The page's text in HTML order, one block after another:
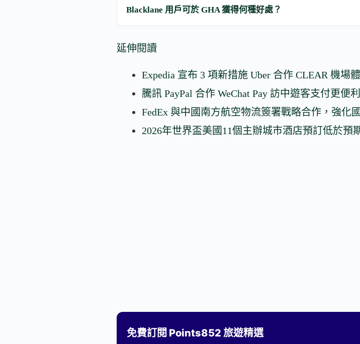
Blacklane 用戶可於 GHA 獲得何種好處？
延伸閱讀
Expedia 宣布 3 項新措施 Uber 合作 CLEAR 機場
騰訊 PayPal 合作 WeChat Pay 訪中遊客支付更便利
FedEx 與中國南方航空物流簽署戰略合作，強化
2026年世界盃美國11個主辦城市酒店預訂低於預
免費訂閱 Points852 旅遊精選